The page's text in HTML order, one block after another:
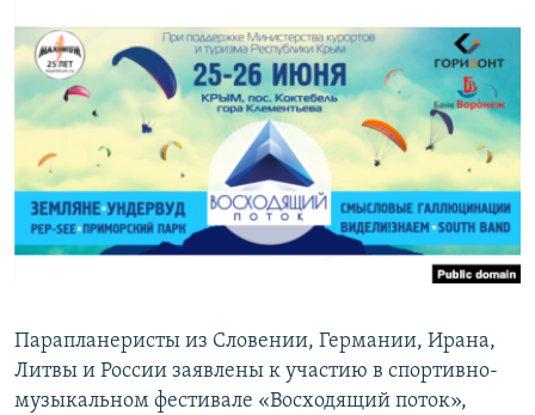
СОВЕТЫ ПРАВОЗАЩИТНИКОВ
ПРОПАВШИЕ БЕЗ ВЕСТИ
ПОБЕДИТЕЛЕЙ НЕ СУДЯТ?
КРЫМ.НЕПОКОРЕННЫЙ
ELIFBE
Українською
Qırımtatar
ПРИСОЕДИНЯЙТЕСЬ!
Парапланеристы из Словении, Германии, Ирана,
Литвы и России заявлены к участию в спортивно-
музыкальном фестивале «Восходящий поток»,